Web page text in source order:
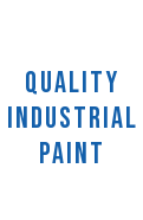
QUALITY
Industrial
Paint